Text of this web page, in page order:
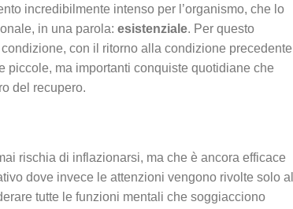
incredibilmente intenso per l’organismo, che lo
in una parola: esistenziale. Per questo
con il ritorno alla condizione precedente
piccole, ma importanti conquiste quotidiane che
del recupero.
rischia di inflazionarsi, ma che è ancora efficace
dove invece le attenzioni vengono rivolte solo
tutte le funzioni mentali che soggiacciono